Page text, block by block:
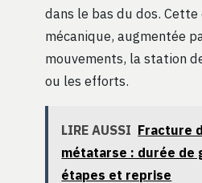
dans le bas du dos.
mécanique, augmentée
mouvements, la station
ou les efforts.
LIRE AUSSI Fracture
métatarse : durée de
étapes et reprise